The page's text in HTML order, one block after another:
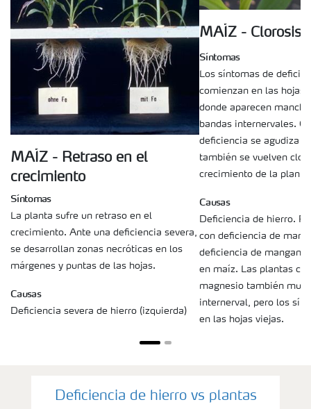
MAÍZ - Retraso en el
crecimiento
Síntomas
La planta sufre un retraso en el
crecimiento. Ante una deficiencia severa,
se desarrollan zonas necróticas en los
márgenes y puntas de las hojas.
Causas
Deficiencia severa de hierro (izquierda)
MAÍZ - Clorosis
Síntomas
Los síntomas de
comienzan en las hojas
donde aparecen
bandas internervales.
deficiencia se agudiza
también se vuelven
crecimiento de la planta
Causas
Deficiencia de hierro.
con deficiencia de
deficiencia de
en maíz. Las plantas
magnesio también
internerval, pero los
en las hojas viejas.
Deficiencia de hierro vs plantas